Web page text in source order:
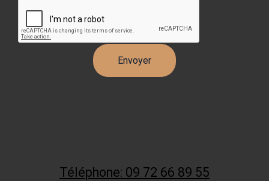
Téléphone: 09 72 66 89 55